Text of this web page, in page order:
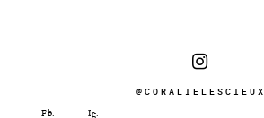
@CORALIELESCIEUX